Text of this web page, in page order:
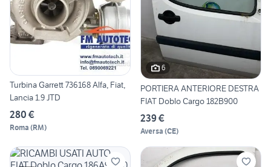
Turbina Garrett 736168 Alfa, Fiat,
Lancia 1.9 JTD
280 €
Roma (RM)
6
PORTIERA ANTERIORE DESTRA
FIAT Doblo Cargo 182B900
239 €
Aversa (CE)